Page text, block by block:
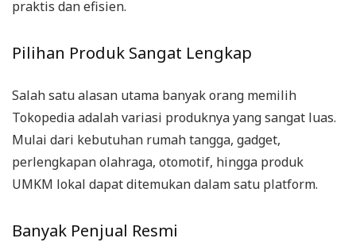
praktis dan efisien.
Pilihan Produk Sangat Lengkap
Salah satu alasan utama banyak orang memilih
Tokopedia adalah variasi produknya yang sangat luas.
Mulai dari kebutuhan rumah tangga, gadget,
perlengkapan olahraga, otomotif, hingga produk
UMKM lokal dapat ditemukan dalam satu platform.
Banyak Penjual Resmi